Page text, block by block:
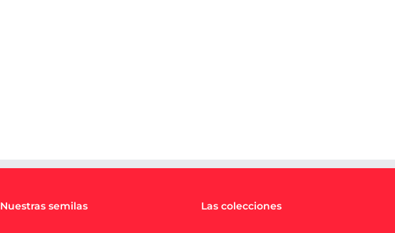
Nuestras semilas Las colecciones